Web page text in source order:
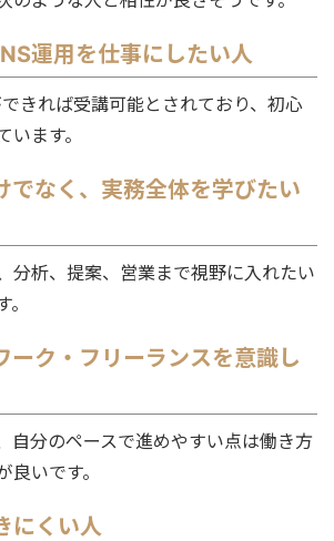
運用を仕事にしたい人
きれば受講可能とされており、初心
ます。
でなく、実務全体を学びたい
分析、提案、営業まで視野に入れたい
ーク・フリーランスを意識し
自分のペースで進めやすい点は働き方
いです。
にくい人